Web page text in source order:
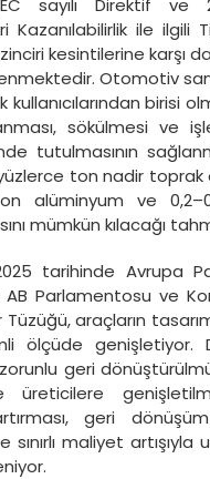
Kazanılabilirlik ile ilgili
kesintilerine karşı
Otomotiv
birisi
sökülmesi ve
tutulmasının
ton nadir toprak
alüminyum ve
mümkün kılacağı
tarihinde Avrupa
AB Parlamentosu ve
araçların
ölçüde
geri
geri dönüşüm
maliyet artışıyla